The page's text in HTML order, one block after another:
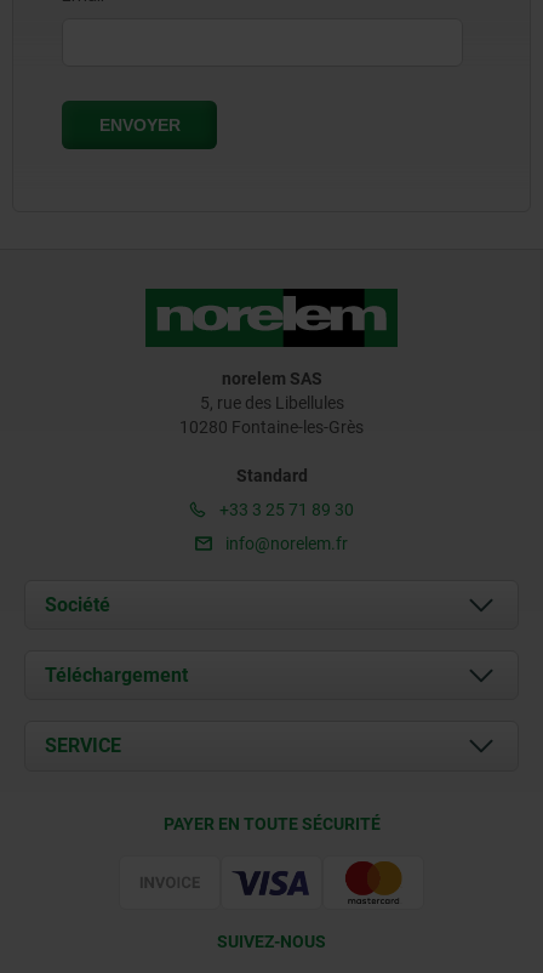
norelem SAS
5, rue des Libellules
10280 Fontaine-les-Grès
Standard
+33 3 25 71 89 30
info@norelem.fr
Société
À propos de nous
Contact
Téléchargement
Documents
SERVICE
PAYER EN TOUTE SÉCURITÉ
SUIVEZ-NOUS